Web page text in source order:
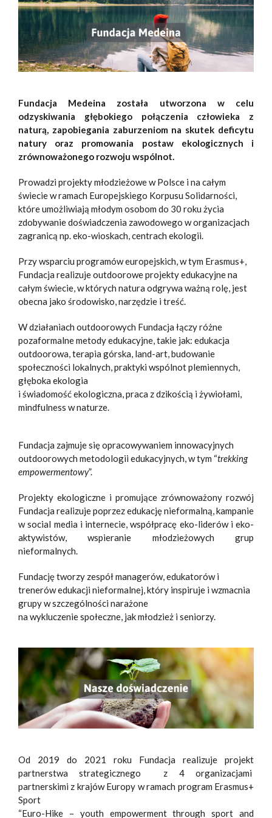
Fundacja Medeina została utworzona w celu
odzyskiwania głębokiego połączenia człowieka z
naturą, zapobiegania zaburzeniom na skutek deficytu
natury oraz promowania postaw ekologicznych i
zrównoważonego rozwoju wspólnot.
Prowadzi projekty młodzieżowe w Polsce i na całym
świecie w ramach Europejskiego Korpusu Solidarności,
które umożliwiają młodym osobom do 30 roku życia
zdobywanie doświadczenia zawodowego w organizacjach
zagranicą np. eko-wioskach, centrach ekologii.
Przy wsparciu programów europejskich, w tym Erasmus+,
Fundacja realizuje outdoorowe projekty edukacyjne na
całym świecie, w których natura odgrywa ważną rolę, jest
obecna jako środowisko, narzędzie i treść.
W działaniach outdoorowych Fundacja łączy różne
pozaformalne metody edukacyjne, takie jak: edukacja
outdoorowa, terapia górska, land-art, budowanie
społeczności lokalnych, praktyki wspólnot plemiennych,
głęboka ekologia
i świadomość ekologiczna, praca z dzikością i żywiołami,
mindfulness w naturze.
Fundacja zajmuje się opracowywaniem innowacyjnych
outdoorowych metodologii edukacyjnych, w tym “trekking
empowermentowy”.
Projekty ekologiczne i promujące zrównoważony rozwój
Fundacja realizuje poprzez edukację nieformalną, kampanie
w social media i internecie, współpracę eko-liderów i eko-
aktywistów, wspieranie młodzieżowych grup
nieformalnych.
Fundację tworzy zespół managerów, edukatorów i
trenerów edukacji nieformalnej, który inspiruje i wzmacnia
grupy w szczególności narażone
na wykluczenie społeczne, jak młodzież i seniorzy.
Od 2019 do 2021 roku Fundacja realizuje projekt
partnerstwa strategicznego z 4 organizacjami
partnerskimi z krajów Europy w ramach program Erasmus+
Sport
“Euro-Hike – youth empowerment through sport and